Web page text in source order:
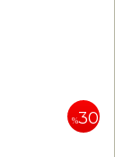
%30